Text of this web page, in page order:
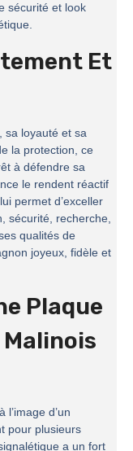
sécurité et look
Et
sa loyauté et sa
la protection, ce
à défendre sa
le rendent réactif
permet d’exceller
sécurité, recherche,
qualités de
joyeux, fidèle et
Plaque
à l’image d’un
pour plusieurs
a un fort